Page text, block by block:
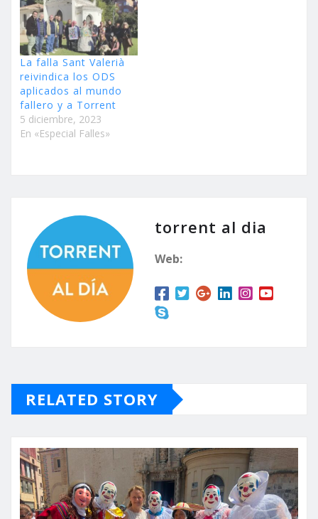
La falla Sant Valerià
reivindica los ODS
aplicados al mundo
fallero y a Torrent
5 diciembre, 2023
En «Especial Falles»
torrent al dia
Web:
RELATED STORY